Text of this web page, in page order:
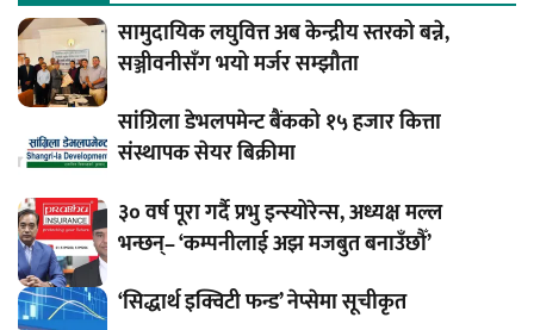
सामुदायिक लघुवित्त अब केन्द्रीय स्तरको बन्ने,
सञ्जीवनीसँग भयो मर्जर सम्झौता
सांग्रिला डेभलपमेन्ट बैंकको १५ हजार कित्ता
संस्थापक सेयर बिक्रीमा
३० वर्ष पूरा गर्दै प्रभु इन्स्योरेन्स, अध्यक्ष मल्ल
भन्छन्– ‘कम्पनीलाई अझ मजबुत बनाउँछौँ’
‘सिद्धार्थ इक्विटी फन्ड’ नेप्सेमा सूचीकृत